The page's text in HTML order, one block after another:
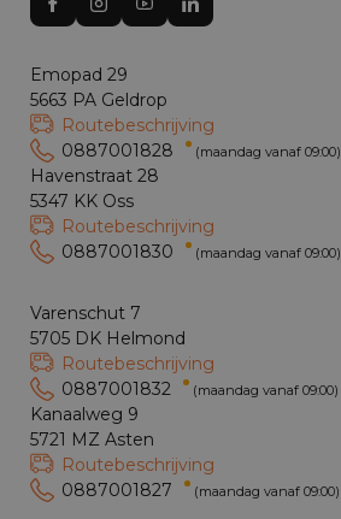
Emopad 29
5663 PA Geldrop
Routebeschrijving
0887001828
(maandag vanaf 09:00)
Havenstraat 28
5347 KK Oss
Routebeschrijving
0887001830
(maandag vanaf 09:00)
Varenschut 7
5705 DK Helmond
Routebeschrijving
0887001832
(maandag vanaf 09:00)
Kanaalweg 9
5721 MZ Asten
Routebeschrijving
0887001827
(maandag vanaf 09:00)